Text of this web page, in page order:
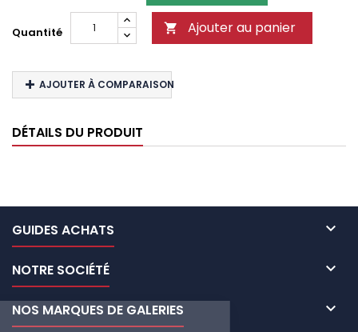
Quantité  Ajouter au panier
AJOUTER À COMPARAISON
DÉTAILS DU PRODUIT
GUIDES ACHATS 
NOTRE SOCIÉTÉ 
NOS MARQUES DE GALERIES 